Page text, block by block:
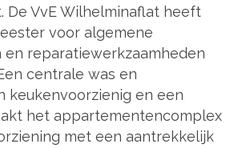
De VvE Wilhelminaflat heeft
voor algemene
en reparatiewerkzaamheden
centrale was en
keukenvoorzienig en een
het appartementencomplex
met een aantrekkelijk